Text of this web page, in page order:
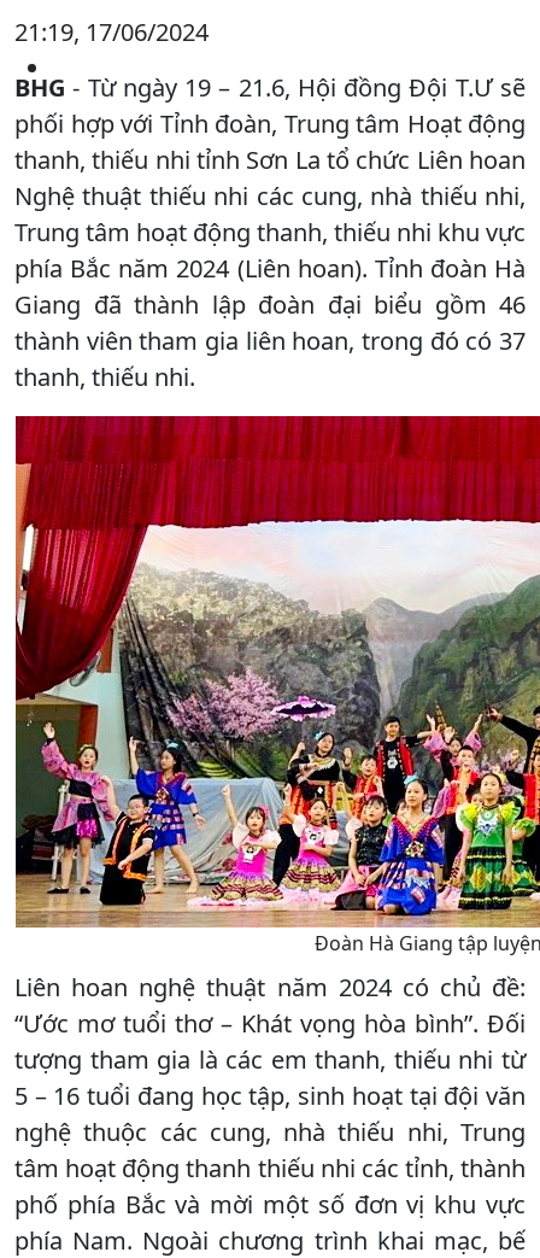
21:19, 17/06/2024
BHG - Từ ngày 19 – 21.6, Hội đồng Đội T.Ư sẽ
phối hợp với Tỉnh đoàn, Trung tâm Hoạt động
thanh, thiếu nhi tỉnh Sơn La tổ chức Liên hoan
Nghệ thuật thiếu nhi các cung, nhà thiếu nhi,
Trung tâm hoạt động thanh, thiếu nhi khu vực
phía Bắc năm 2024 (Liên hoan). Tỉnh đoàn Hà
Giang đã thành lập đoàn đại biểu gồm 46
thành viên tham gia liên hoan, trong đó có 37
thanh, thiếu nhi.
Đoàn Hà Giang tập
Liên hoan nghệ thuật năm 2024 có chủ đề:
“Ước mơ tuổi thơ – Khát vọng hòa bình”. Đối
tượng tham gia là các em thanh, thiếu nhi từ
5 – 16 tuổi đang học tập, sinh hoạt tại đội văn
nghệ thuộc các cung, nhà thiếu nhi, Trung
tâm hoạt động thanh thiếu nhi các tỉnh, thành
phố phía Bắc và mời một số đơn vị khu vực
phía Nam. Ngoài chương trình khai mạc, bế